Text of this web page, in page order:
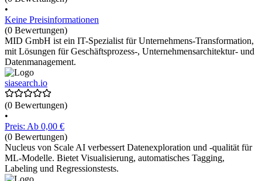
•
Keine Preisinformationen
(0 Bewertungen)
MID GmbH ist ein IT-Spezialist für Unternehmens-Transformation,
mit Lösungen für Geschäftsprozess-, Unternehmensarchitektur- und
Datenmanagement.
siasearch.io
(0 Bewertungen)
•
Preis: Ab 0,00 €
(0 Bewertungen)
Nucleus von Scale AI verbessert Datenexploration und -qualität für
ML-Modelle. Bietet Visualisierung, automatisches Tagging,
Labeling und Regressionstests.